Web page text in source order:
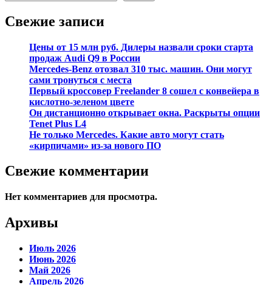
Свежие записи
Цены от 15 млн руб. Дилеры назвали сроки старта
продаж Audi Q9 в России
Mercedes-Benz отозвал 310 тыс. машин. Они могут
сами тронуться с места
Первый кроссовер Freelander 8 сошел с конвейера в
кислотно-зеленом цвете
Он дистанционно открывает окна. Раскрыты опции
Tenet Plus L4
Не только Mercedes. Какие авто могут стать
«кирпичами» из-за нового ПО
Свежие комментарии
Нет комментариев для просмотра.
Архивы
Июль 2026
Июнь 2026
Май 2026
Апрель 2026